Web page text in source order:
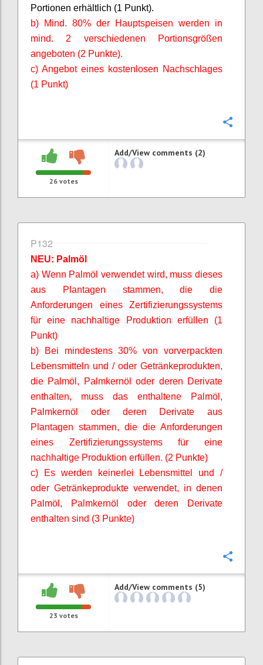
Portionen erhältlich (1 Punkt).
b) Mind. 80% der Hauptspeisen werden in
mind. 2 verschiedenen Portionsgrößen
angeboten (2 Punkte).
c) Angebot eines kostenlosen Nachschlages
(1 Punkt)
26votes
Add/View comments (2)
P132
NEU: Palmöl
a) Wenn Palmöl verwendet wird, muss dieses
aus Plantagen stammen, die die
Anforderungen eines Zertifizierungssystems
für eine nachhaltige Produktion erfüllen (1
Punkt)
b) Bei mindestens 30% von vorverpackten
Lebensmitteln und / oder Getränkeprodukten,
die Palmöl,
Palmkernöl
oder deren Derivate
enthalten, muss das enthaltene Palmöl,
Palmkernöl
oder deren Derivate aus
Plantagen stammen, die die Anforderungen
eines Zertifizierungssystems für eine
nachhaltige Produktion erfüllen. (2 Punkte)
c) Es werden keinerlei Lebensmittel und /
oder Getränkeprodukte verwendet, in denen
Palmöl,
Palmkernöl
oder deren Derivate
enthalten sind (3 Punkte)
23 votes
Add/View comments (5)